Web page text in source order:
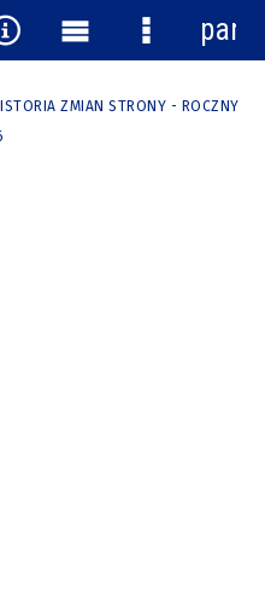
ZMIAN STRONY - ROCZNY
Menu
główne
Menu
panel